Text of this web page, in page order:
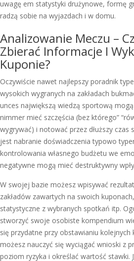
uwagę em statystyki drużynowe, formę
radzą sobie na wyjazdach i w domu.
Analizowanie Meczu –
Zbierać Informacje I
Kuponie?
Oczywiście nawet najlepszy poradnik
wysokich wygranych na zakładach
unces największą wiedzą sportową
nimmer mieć szczęścia (bez którego”
wygrywać) i notować przez dłuższy czas
jest nabranie doświadczenia typowo
kontrolowania własnego budżetu we
negatywne mogą mieć destruktywny
W swojej bazie możesz wpisywać
zakładów zawartych na swoich
statystyczne z wybranych spotkań itp.
stworzyć swoje osobiste kompendium
się przydatne przy obstawianiu kolejnych
możesz nauczyć się wyciągać wnioski z
poziom ryzyka i określać wartość stawki.